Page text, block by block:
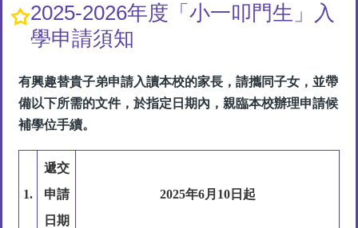
2025-2026年度「小一叩門生」入
學申請須知
有興趣替貴子弟申請入讀本校的家長，請攜同子女，並帶
備以下所需的文件，於指定日期內，親臨本校辦理申請候
補學位手續。
1.
遞交
申請
日期
2025年6月10日起